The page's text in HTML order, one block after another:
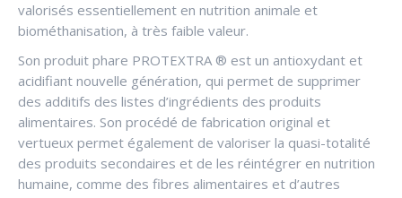
valorisés essentiellement en nutrition animale et
biométhanisation, à très faible valeur.
Son produit phare PROTEXTRA ® est un antioxydant et
acidifiant nouvelle génération, qui permet de supprimer
des additifs des listes d’ingrédients des produits
alimentaires. Son procédé de fabrication original et
vertueux permet également de valoriser la quasi-totalité
des produits secondaires et de les réintégrer en nutrition
humaine, comme des fibres alimentaires et d’autres